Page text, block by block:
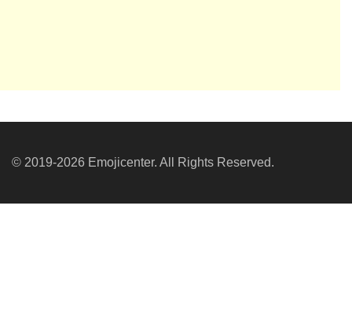
© 2019-2026 Emojicenter. All Rights Reserved.